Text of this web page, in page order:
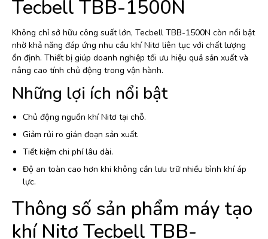
Tecbell TBB-1500N
Không chỉ sở hữu công suất lớn, Tecbell TBB-1500N còn nổi bật
nhờ khả năng đáp ứng nhu cầu khí Nitơ liên tục với chất lượng
ổn định. Thiết bị giúp doanh nghiệp tối ưu hiệu quả sản xuất và
nâng cao tính chủ động trong vận hành.
Những lợi ích nổi bật
Chủ động nguồn khí Nitơ tại chỗ.
Giảm rủi ro gián đoạn sản xuất.
Tiết kiệm chi phí lâu dài.
Độ an toàn cao hơn khi không cần lưu trữ nhiều bình khí áp
lực.
Thông số sản phẩm máy tạo
khí Nitơ Tecbell TBB-